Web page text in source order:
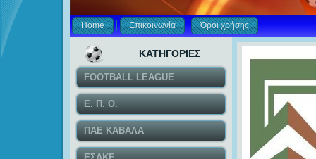
Home Επικοινωνία Όροι χρήσης
ΚΑΤΗΓΟΡΙΕΣ
FOOTBALL LEAGUE
Ε. Π. Ο.
ΠΑΕ ΚΑΒΑΛΑ